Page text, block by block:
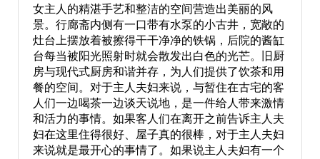
女主人的精湛手艺和整洁的空间营造出美丽的风
景。行廊斋内侧有一口带有水泵的小古井，宽敞的
灶台上摆放着被擦得干干净净的铁锅，后院的酱缸
台每当被阳光照射时就会散发出白色的光芒。旧厨
房与现代式厨房和谐并存，为人们提供了饮茶和用
餐的空间。对于主人夫妇来说，与暂住在古宅的客
人们一边喝茶一边谈天说地，是一件给人带来激情
和活力的事情。如果客人们在离开之前告诉主人夫
妇在这里住得很好、屋子真的很棒，对于主人夫妇
来说就是最开心的事情了。如果说主人夫妇有一个